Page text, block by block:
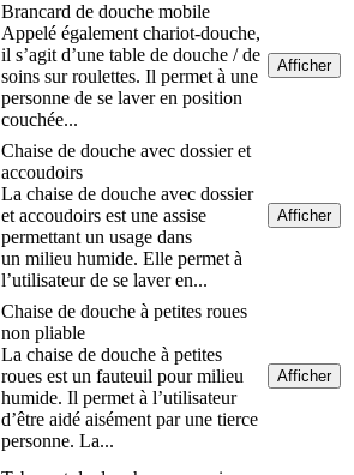
Brancard de douche mobile
Appelé également chariot-douche,
il s’agit d’une table de douche / de
soins sur roulettes. Il permet à une
personne de se laver en position
couchée...
Afficher
Chaise de douche avec dossier et
accoudoirs
La chaise de douche avec dossier
et accoudoirs est une assise
permettant un usage dans
un milieu humide. Elle permet à
l’utilisateur de se laver en...
Afficher
Chaise de douche à petites roues
non pliable
La chaise de douche à petites
roues est un fauteuil pour milieu
humide. Il permet à l’utilisateur
d’être aidé aisément par une tierce
personne. La...
Afficher